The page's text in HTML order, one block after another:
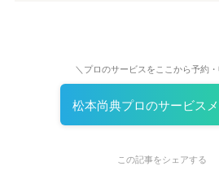
＼プロのサービスをここから予約
松本尚典プロのサービス
この記事をシェアする